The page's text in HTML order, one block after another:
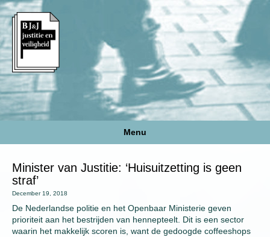
Menu
Minister van Justitie: ‘Huisuitzetting is geen
straf’
December 19, 2018
De Nederlandse politie en het Openbaar Ministerie geven
prioriteit aan het bestrijden van hennepteelt. Dit is een sector
waarin het makkelijk scoren is, want de gedoogde coffeeshops